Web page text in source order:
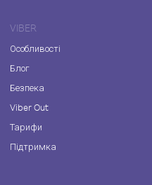
VIBER
Особливості
Блог
Безпека
Viber Out
Тарифи
Підтримка